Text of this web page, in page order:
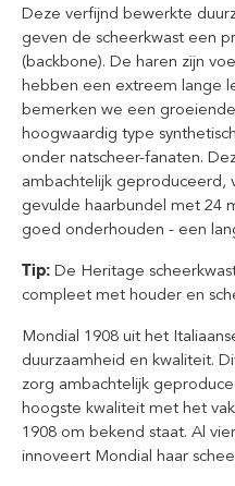
Deze verfijnd bewerkte
geven de scheerkwast een
(backbone). De haren zijn
hebben een extreem lange
bemerken we een
hoogwaardig type
onder natscheer-fanaten.
ambachtelijk geproduceerd,
gevulde haarbundel met 24
goed onderhouden - een
Tip: De Heritage
compleet met houder en
Mondial 1908 uit het
duurzaamheid en kwaliteit.
zorg ambachtelijk
hoogste kwaliteit met het
1908 om bekend staat. Al
innoveert Mondial haar